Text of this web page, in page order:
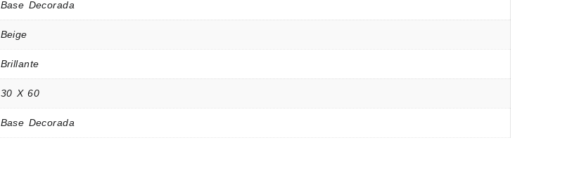
Base Decorada
Beige
Brillante
30 X 60
Base Decorada